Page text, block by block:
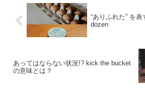
“ありふれた” を
dozen
あってはならない状況!? kick the bucket
の意味とは？